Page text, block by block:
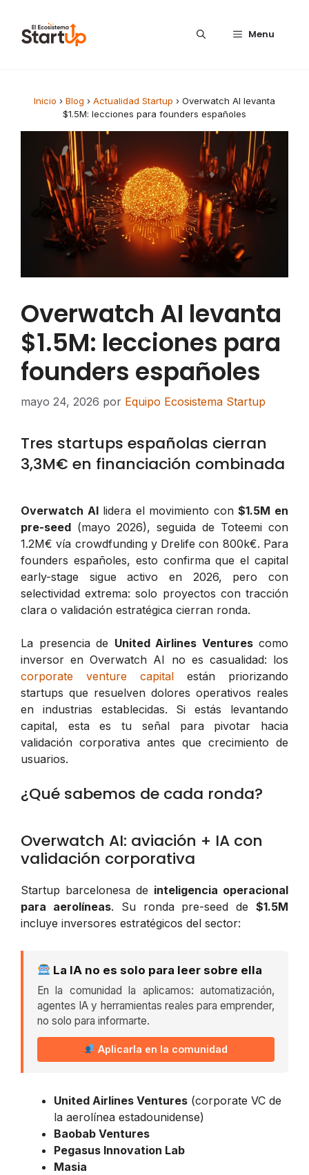
Menu
Inicio › Blog › Actualidad Startup › Overwatch AI levanta
$1.5M: lecciones para founders españoles
Overwatch AI levanta
$1.5M: lecciones para
founders españoles
mayo 24, 2026 por Equipo Ecosistema Startup
Tres startups españolas cierran
3,3M€ en financiación combinada
Overwatch AIlidera el movimiento con$1.5M en
pre-seed (mayo 2026), seguida de Toteemi con
1.2M€ vía crowdfunding y Drelife con 800k€. Para
founders españoles, esto confirma que el capital
early-stage sigue activo en 2026, pero con
selectividad extrema: solo proyectos con tracción
clara o validación estratégica cierran ronda.
La presencia de United Airlines Venturescomo
inversor en Overwatch AI no es casualidad: los
corporate venture capital están priorizando
startups que resuelven dolores operativos reales
en industrias establecidas. Si estás levantando
capital, esta es tu señal para pivotar hacia
validación corporativa antes que crecimiento de
usuarios.
¿Qué sabemos de cada ronda?
Overwatch AI: aviación + IA con
validación corporativa
Startup barcelonesa de inteligencia operacional
para aerolíneas. Su ronda pre-seed de$1.5M
incluye inversores estratégicos del sector:
La IA no es solo para leer sobre ella
En la comunidad la aplicamos: automatización,
agentes IA y herramientas reales para emprender,
no solo para informarte.
Aplicarla en la comunidad
United Airlines Ventures (corporate VC de
la aerolínea estadounidense)
Baobab Ventures
Pegasus Innovation Lab
Masia